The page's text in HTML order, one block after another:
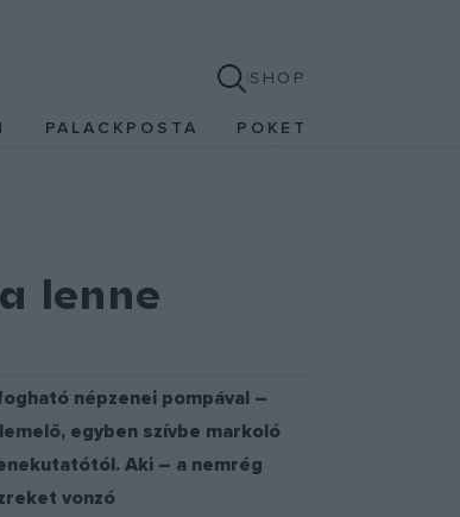
SHOP
PALACKPOSTA POKET
lenne
népzenei pompával –
egyben szívbe markoló
Aki – a nemrég
vonzó